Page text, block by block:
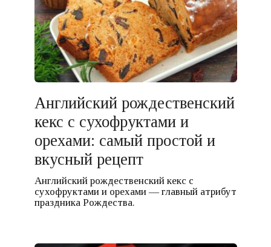
Английский рождественский
кекс с сухофруктами и
орехами: самый простой и
вкусный рецепт
Английский рождественский кекс с
сухофруктами и орехами — главный атрибут
праздника Рождества.